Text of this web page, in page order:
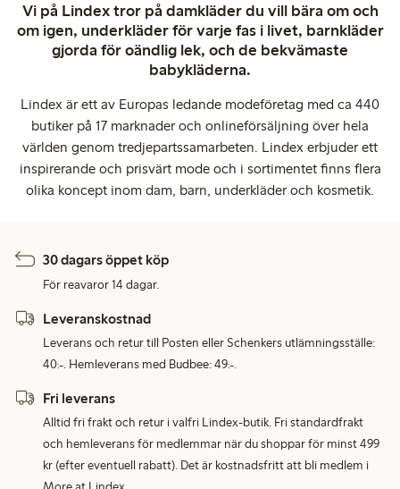
Vi på Lindex tror på damkläder du vill bära om och
om igen, underkläder för varje fas i livet, barnkläder
gjorda för oändlig lek, och de bekvämaste
babykläderna.
Lindex är ett av Europas ledande modeföretag med ca 440
butiker på 17 marknader och onlineförsäljning över hela
världen genom tredjepartssamarbeten. Lindex erbjuder ett
inspirerande och prisvärt mode och i sortimentet finns flera
olika koncept inom dam, barn, underkläder och kosmetik.
30 dagars öppet köp
För reavaror 14 dagar.
Leveranskostnad
Leverans och retur till Posten eller Schenkers utlämningsställe:
40:-. Hemleverans med Budbee: 49:-.
Fri leverans
Alltid fri frakt och retur i valfri Lindex-butik. Fri standardfrakt
och hemleverans för medlemmar när du shoppar för minst 499
kr (efter eventuell rabatt). Det är kostnadsfritt att bli medlem i